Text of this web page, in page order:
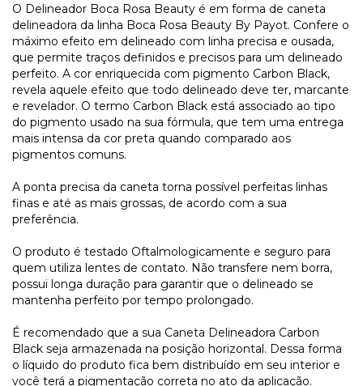
O Delineador Boca Rosa Beauty é em forma de caneta
delineadora da linha Boca Rosa Beauty By Payot. Confere o
máximo efeito em delineado com linha precisa e ousada,
que permite traços definidos e precisos para um delineado
perfeito. A cor enriquecida com pigmento Carbon Black,
revela aquele efeito que todo delineado deve ter, marcante
e revelador. O termo Carbon Black está associado ao tipo
do pigmento usado na sua fórmula, que tem uma entrega
mais intensa da cor preta quando comparado aos
pigmentos comuns.
A ponta precisa da caneta torna possível perfeitas linhas
finas e até as mais grossas, de acordo com a sua
preferência.
O produto é testado Oftalmologicamente e seguro para
quem utiliza lentes de contato. Não transfere nem borra,
possui longa duração para garantir que o delineado se
mantenha perfeito por tempo prolongado.
É recomendado que a sua Caneta Delineadora Carbon
Black seja armazenada na posição horizontal. Dessa forma
o líquido do produto fica bem distribuído em seu interior e
você terá a pigmentação correta no ato da aplicação.